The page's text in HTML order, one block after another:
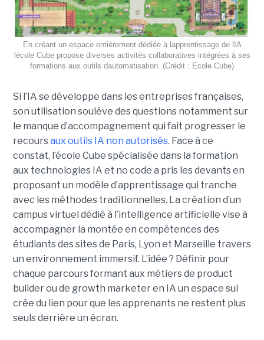
En créant un espace entièrement dédiée à lapprentissage de lIA
lécole Cube propose diverses activités collaboratives intégrées à ses
formations aux outils dautomatisation. (Crédit : Ecole Cube)
Si l’IA se développe dans les entreprises françaises,
son utilisation soulève des questions notamment sur
le manque d’accompagnement qui fait progresser le
recoursaux outils IA non autorisés. Face à ce
constat, l’école Cube spécialisée dans la formation
aux technologies IA et no code a pris les devants en
proposant un modèle d’apprentissage qui tranche
avec les méthodes traditionnelles. La création d’un
campus virtuel dédié à l’intelligence artificielle vise à
accompagner la montée en compétences des
étudiants des sites de Paris, Lyon et Marseille travers
un environnement immersif. L’idée ? Définir pour
chaque parcours formant aux métiers de product
builder ou de growth marketer en IA un espace sui
crée du lien pour que les apprenants ne restent plus
seuls derrière un écran.